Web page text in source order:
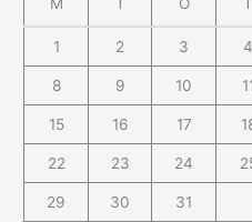
1 2 3 4
8 9 10
15 16 17
22 23 24
29 30 31